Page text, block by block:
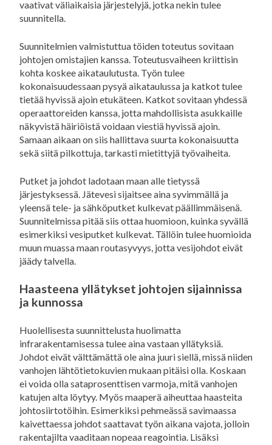
vaativat väliaikaisia järjestelyjä, jotka nekin tulee
suunnitella.
Suunnitelmien valmistuttua töiden toteutus sovitaan
johtojen omistajien kanssa. Toteutusvaiheen kriittisin
kohta koskee aikataulutusta. Työn tulee
kokonaisuudessaan pysyä aikataulussa ja katkot tulee
tietää hyvissä ajoin etukäteen. Katkot sovitaan yhdessä
operaattoreiden kanssa, jotta mahdollisista asukkaille
näkyvistä häiriöistä voidaan viestiä hyvissä ajoin.
Samaan aikaan on siis hallittava suurta kokonaisuutta
sekä siitä pilkottuja, tarkasti mietittyjä työvaiheita.
Putket ja johdot ladotaan maan alle tietyssä
järjestyksessä. Jätevesi sijaitsee aina syvimmällä ja
yleensä tele- ja sähköputket kulkevat päällimmäisenä.
Suunnitelmissa pitää siis ottaa huomioon, kuinka syvällä
esimerkiksi vesiputket kulkevat. Tällöin tulee huomioida
muun muassa maan routasyvyys, jotta vesijohdot eivät
jäädy talvella.
Haasteena yllätykset johtojen sijainnissa
ja kunnossa
Huolellisesta suunnittelusta huolimatta
infrarakentamisessa tulee aina vastaan yllätyksiä.
Johdot eivät välttämättä ole aina juuri siellä, missä niiden
vanhojen lähtötietokuvien mukaan pitäisi olla. Koskaan
ei voida olla sataprosenttisen varmoja, mitä vanhojen
katujen alta löytyy. Myös maaperä aiheuttaa haasteita
johtosiirtotöihin. Esimerkiksi pehmeässä savimaassa
kaivettaessa johdot saattavat työn aikana vajota, jolloin
rakentajilta vaaditaan nopeaa reagointia. Lisäksi